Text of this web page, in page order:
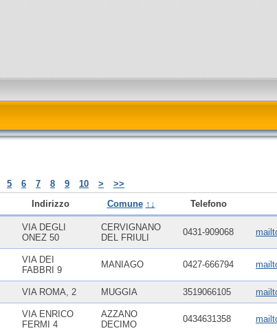
5 6 7 8 9 10 >
>>
Indirizzo Comune ↑↓ Telefono
VIA DEGLI
ONEZ 50
CERVIGNANO
DEL FRIULI
0431-909068
VIA DEI
FABBRI 9
MANIAGO 0427-666794
VIA ROMA, 2 MUGGIA 3519066105
VIA ENRICO
FERMI 4
AZZANO
DECIMO
0434631358